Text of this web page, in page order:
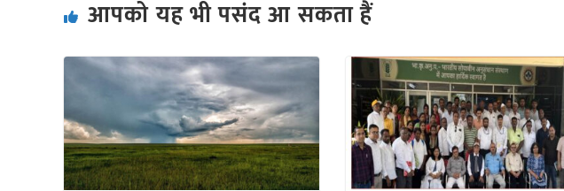
आपको यह भी पसंद आ सकता हैं